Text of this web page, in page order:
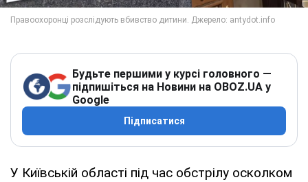
Будьте першими у курсі головного —
підпишіться на Новини на OBOZ.UA у
Google
Підписатися
У Київській області під час обстрілу осколком